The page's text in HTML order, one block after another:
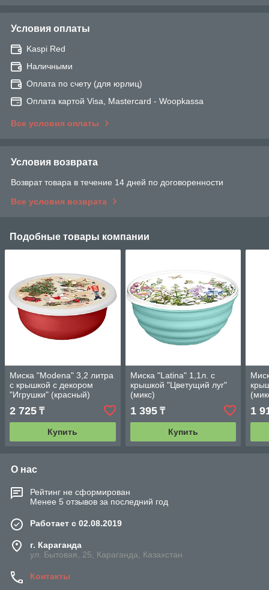
Условия оплаты
Kaspi Red
Наличными
Оплата по счету (для юрлиц)
Оплата картой Visa, Mastercard - Woopkassa
Все условия оплаты
Условия возврата
Возврат товара в течение 14 дней по договоренности
Все условия возврата
Подобные товары компании
Миска "Modena" 3,2 литра
с крышкой с декором
"Игрушки" (красный)
2 725 ₸
Купить
Миска "Latina" 1,1л. с
крышкой "Цветущий луг"
(микс)
1 395₸
Купить
1
О нас
Рейтинг не сформирован
Менее 5 отзывов за последний год
Работает с 02.08.2019
г. Караганда
ул. Бытовая, 25, Караганда, Казахстан
Контакты